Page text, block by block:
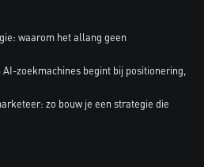
waarom het allang geen
zoekmachines begint bij positionering,
zo bouw je een strategie die